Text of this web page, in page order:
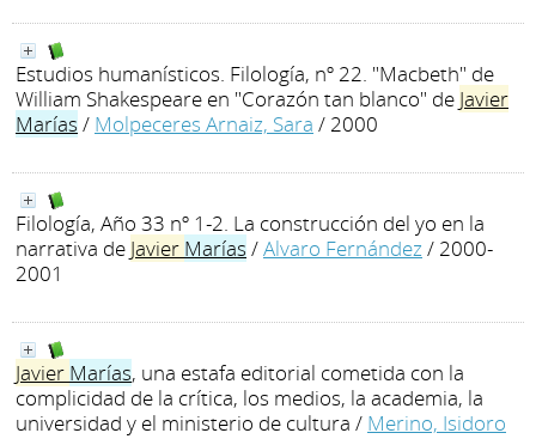
Estudios humanísticos. Filología, nº 22. "Macbeth" de
William Shakespeare en "Corazón tan blanco" de Javier
Marías / Molpeceres Arnaiz, Sara / 2000
Filología, Año 33 nº 1-2. La construcción del yo en la
narrativa de Javier Marías /Alvaro Fernández/ 2000-
2001
Javier Marías, una estafa editorial cometida con la
complicidad de la crítica, los medios, la academia, la
universidad y el ministerio de cultura / Merino, Isidoro